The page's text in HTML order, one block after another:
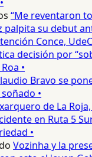
“Me reventaron
su debut
Conce,
decisión por
•
Bravo se
•
de La
en Ruta 5
•
Vozinha y la